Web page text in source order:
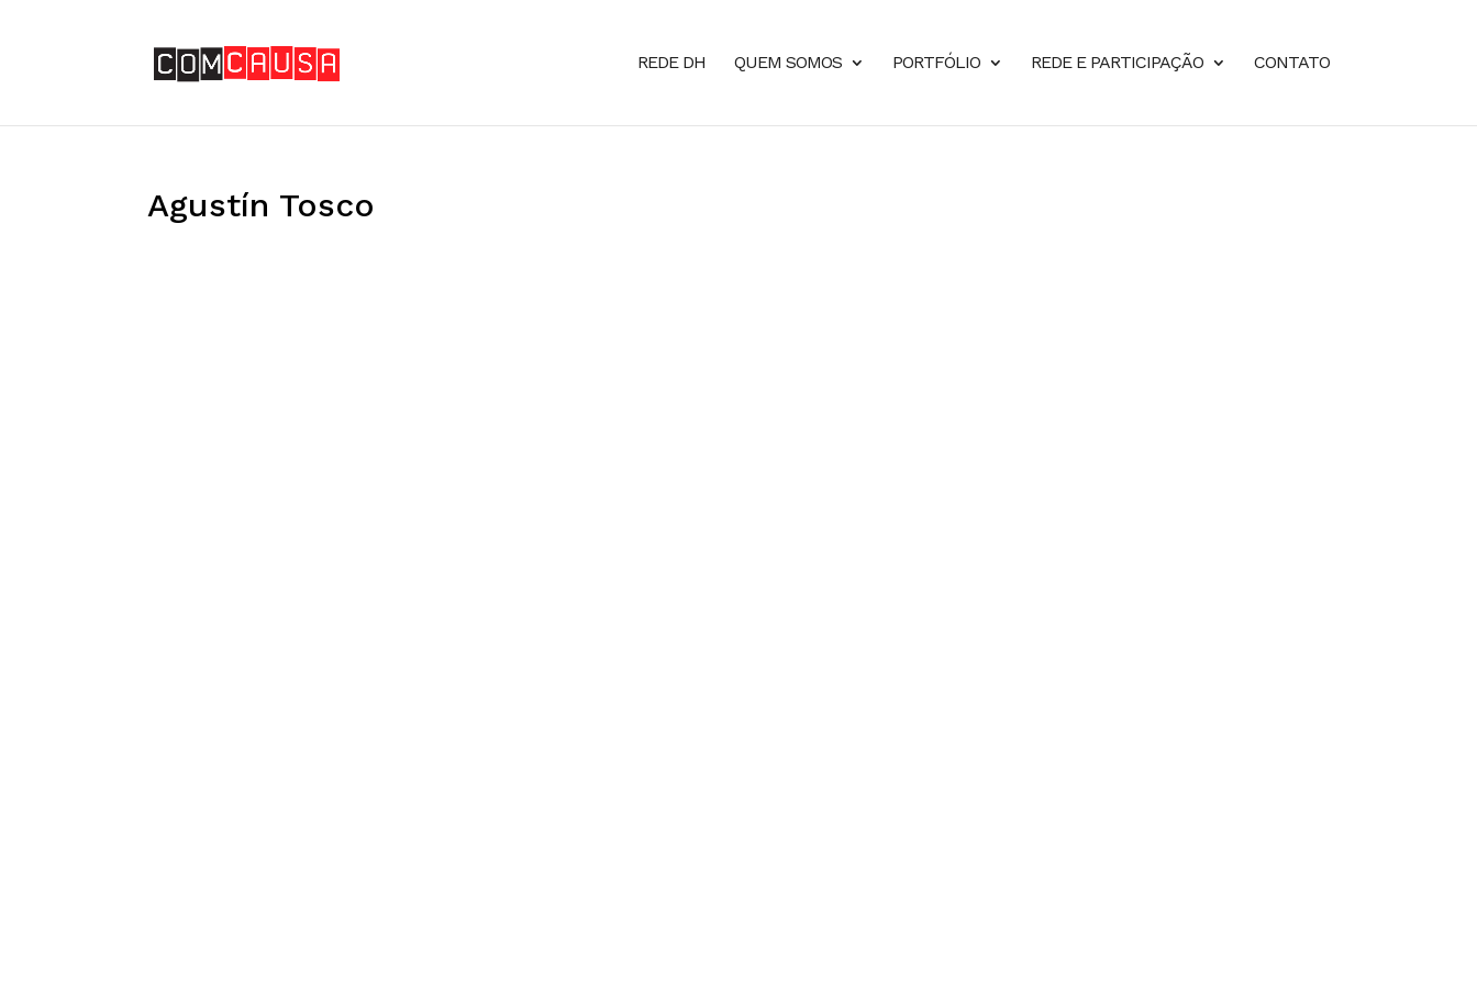
REDE DH QUEM SOMOS PORTFÓLIO REDE E PARTICIPAÇÃO CONTATO
Agustín Tosco